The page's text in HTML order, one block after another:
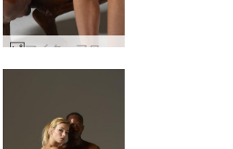
マイク、フロアーをクリーミング #24